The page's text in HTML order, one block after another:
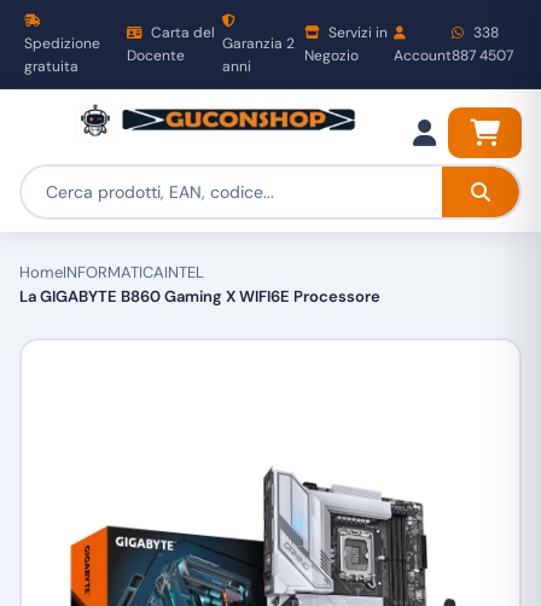
Spedizione
gratuita
Carta del
Docente
Garanzia 2
anni
Servizi in
Negozio
Account
338
887 4507
HomeINFORMATICAINTEL
La GIGABYTE B860 Gaming X WIFI6E Processore